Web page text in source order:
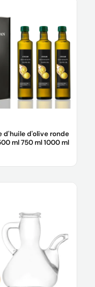
d'huile d'olive ronde
ml 750 ml 1000 ml
L'échantillon est
vous.
du client acceptable
encore plus